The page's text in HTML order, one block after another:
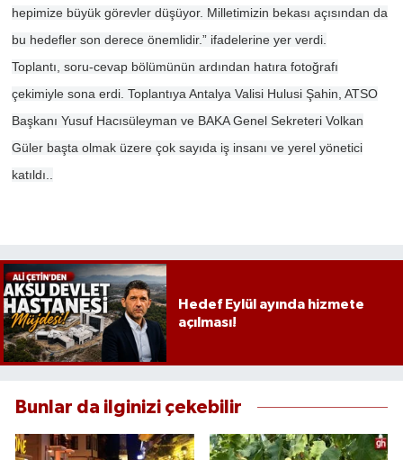
hepimize büyük görevler düşüyor. Milletimizin bekası açısından da
bu hedefler son derece önemlidir.” ifadelerine yer verdi.
Toplantı, soru-cevap bölümünün ardından hatıra fotoğrafı
çekimiyle sona erdi. Toplantıya Antalya Valisi Hulusi Şahin, ATSO
Başkanı Yusuf Hacısüleyman ve BAKA Genel Sekreteri Volkan
Güler başta olmak üzere çok sayıda iş insanı ve yerel yönetici
katıldı..
Hedef Eylül ayında hizmete
açılması!
Bunlar da ilginizi çekebilir